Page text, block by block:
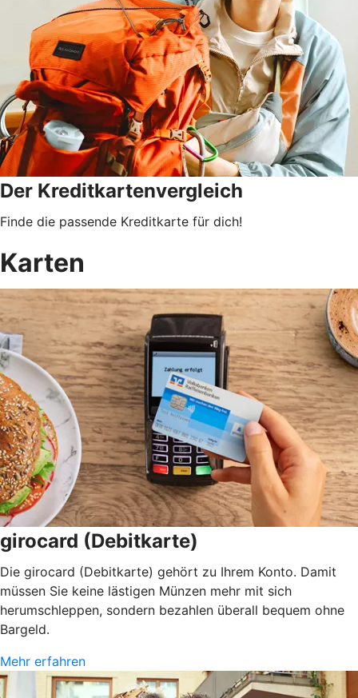
Der Kreditkartenvergleich
Finde die passende Kreditkarte für dich!
Karten
girocard (Debitkarte)
Die girocard (Debitkarte) gehört zu Ihrem Konto. Damit
müssen Sie keine lästigen Münzen mehr mit sich
herumschleppen, sondern bezahlen überall bequem ohne
Bargeld.
Mehr erfahren